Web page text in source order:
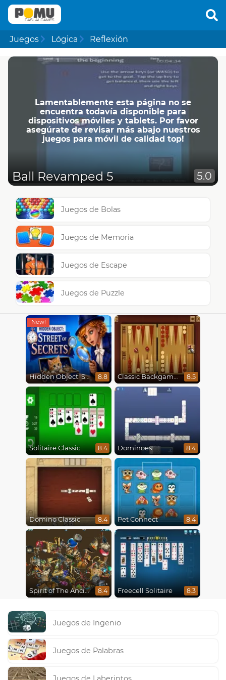
Juegos Lógica Reflexión
Lamentablemente esta página no se
encuentra todavía disponible para
dispositivos móviles y tablets. Por favor
asegúrate de revisar más abajo nuestros
juegos para móvil de calidad top!
Ball Revamped 5 5.0
Juegos de Bolas
Juegos de Memoria
Juegos de Escape
Juegos de Puzzle
Hidden Object: Street Of Secrets 8.8 Classic Backgammon 8.5
Solitaire Classic 8.4 Dominoes 8.4
Domino Classic 8.4 Pet Connect 8.4
Spirit of The Ancient Forest 8.4 Freecell Solitaire 8.3
Juegos de Ingenio
Juegos de Palabras